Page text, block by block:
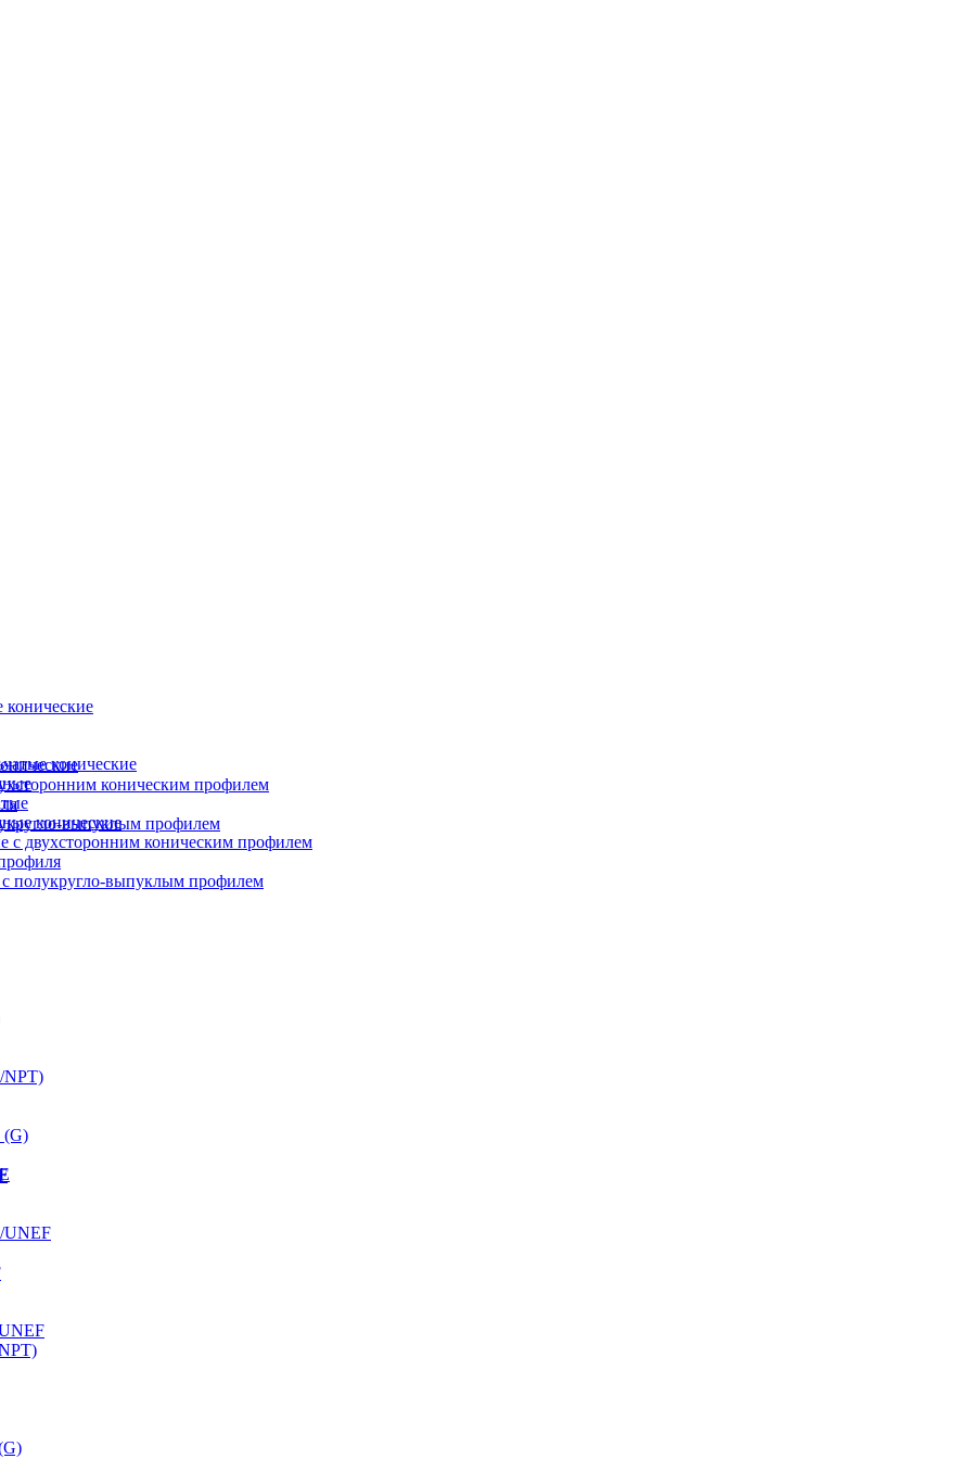
конические
коническим профилем
выпуклым профилем
конические
конические
с двухсторонним коническим профилем
полукругло-выпуклым профилем
NPT)
(G)
UNEF